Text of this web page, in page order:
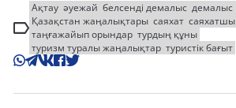
Ақтау әуежай белсенді демалыс демалыс
Қазақстан жаңалықтары саяхат саяхатшы
таңғажайып орындар турдың құны
туризм туралы жаңалықтар туристік бағыт